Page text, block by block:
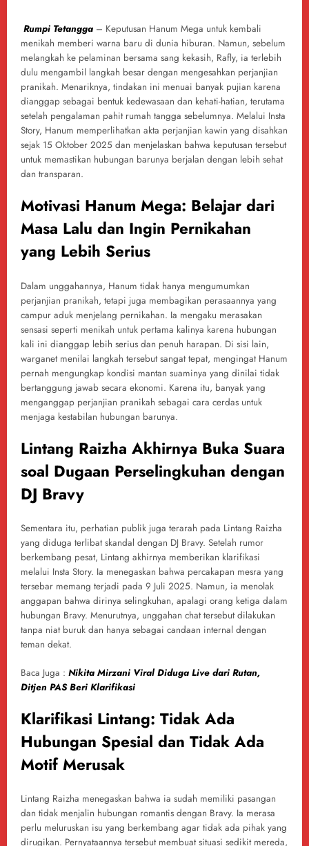
Rumpi Tetangga – Keputusan Hanum Mega untuk kembali
menikah memberi warna baru di dunia hiburan. Namun, sebelum
melangkah ke pelaminan bersama sang kekasih, Rafly, ia terlebih
dulu mengambil langkah besar dengan mengesahkan perjanjian
pranikah. Menariknya, tindakan ini menuai banyak pujian karena
dianggap sebagai bentuk kedewasaan dan kehati-hatian, terutama
setelah pengalaman pahit rumah tangga sebelumnya. Melalui Insta
Story, Hanum memperlihatkan akta perjanjian kawin yang disahkan
sejak 15 Oktober 2025 dan menjelaskan bahwa keputusan tersebut
untuk memastikan hubungan barunya berjalan dengan lebih sehat
dan transparan.
Motivasi Hanum Mega: Belajar dari
Masa Lalu dan Ingin Pernikahan
yang Lebih Serius
Dalam unggahannya, Hanum tidak hanya mengumumkan
perjanjian pranikah, tetapi juga membagikan perasaannya yang
campur aduk menjelang pernikahan. Ia mengaku merasakan
sensasi seperti menikah untuk pertama kalinya karena hubungan
kali ini dianggap lebih serius dan penuh harapan. Di sisi lain,
warganet menilai langkah tersebut sangat tepat, mengingat Hanum
pernah mengungkap kondisi mantan suaminya yang dinilai tidak
bertanggung jawab secara ekonomi. Karena itu, banyak yang
menganggap perjanjian pranikah sebagai cara cerdas untuk
menjaga kestabilan hubungan barunya.
Lintang Raizha Akhirnya Buka Suara
soal Dugaan Perselingkuhan dengan
DJ Bravy
Sementara itu, perhatian publik juga terarah pada Lintang Raizha
yang diduga terlibat skandal dengan DJ Bravy. Setelah rumor
berkembang pesat, Lintang akhirnya memberikan klarifikasi
melalui Insta Story. Ia menegaskan bahwa percakapan mesra yang
tersebar memang terjadi pada 9 Juli 2025. Namun, ia menolak
anggapan bahwa dirinya selingkuhan, apalagi orang ketiga dalam
hubungan Bravy. Menurutnya, unggahan chat tersebut dilakukan
tanpa niat buruk dan hanya sebagai candaan internal dengan
teman dekat.
Baca Juga : Nikita Mirzani Viral Diduga Live dari Rutan,
Ditjen PAS Beri Klarifikasi
Klarifikasi Lintang: Tidak Ada
Hubungan Spesial dan Tidak Ada
Motif Merusak
Lintang Raizha menegaskan bahwa ia sudah memiliki pasangan
dan tidak menjalin hubungan romantis dengan Bravy. Ia merasa
perlu meluruskan isu yang berkembang agar tidak ada pihak yang
dirugikan. Pernyataannya tersebut membuat situasi sedikit mereda,